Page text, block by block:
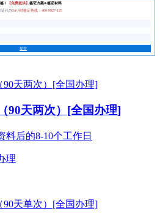
！ 【免费提供】 签证方案&签证材料
证代办24小时签证热线：400-9927-125
提交
90天两次）[全国办理]
料后的8-10个工作日
理